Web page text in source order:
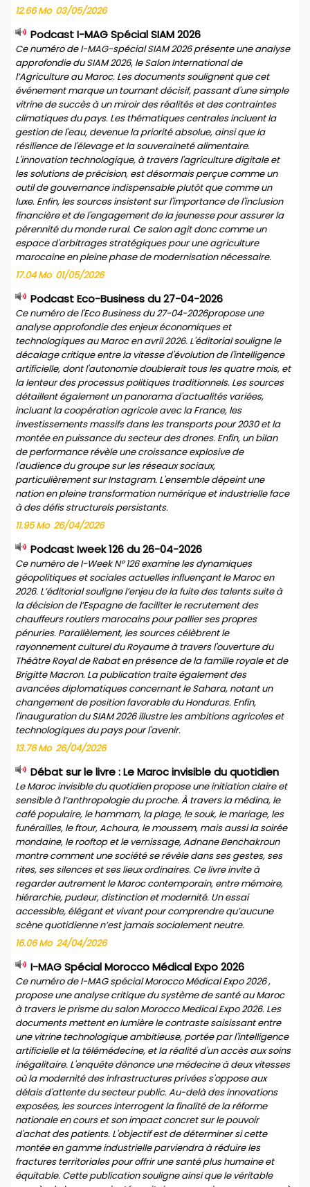
12.66 Mo 03/05/2026
Podcast I-MAG Spécial SIAM 2026
Ce numéro de I-MAG-spécial SIAM 2026 présente une analyse
approfondie du SIAM 2026, le Salon International de
l’Agriculture au Maroc. Les documents soulignent que cet
événement marque un tournant décisif, passant d'une simple
vitrine de succès à un miroir des réalités et des contraintes
climatiques du pays. Les thématiques centrales incluent la
gestion de l'eau, devenue la priorité absolue, ainsi que la
résilience de l'élevage et la souveraineté alimentaire.
L'innovation technologique, à travers l'agriculture digitale et
les solutions de précision, est désormais perçue comme un
outil de gouvernance indispensable plutôt que comme un
luxe. Enfin, les sources insistent sur l'importance de l'inclusion
financière et de l'engagement de la jeunesse pour assurer la
pérennité du monde rural. Ce salon agit donc comme un
espace d'arbitrages stratégiques pour une agriculture
marocaine en pleine phase de modernisation nécessaire.
17.04 Mo 01/05/2026
Podcast Eco-Business du 27-04-2026
Ce numéro de l'Eco Business du 27-04-2026propose une
analyse approfondie des enjeux économiques et
technologiques au Maroc en avril 2026. L'éditorial souligne le
décalage critique entre la vitesse d'évolution de l'intelligence
artificielle, dont l'autonomie doublerait tous les quatre mois, et
la lenteur des processus politiques traditionnels. Les sources
détaillent également un panorama d'actualités variées,
incluant la coopération agricole avec la France, les
investissements massifs dans les transports pour 2030 et la
montée en puissance du secteur des drones. Enfin, un bilan
de performance révèle une croissance explosive de
l'audience du groupe sur les réseaux sociaux,
particulièrement sur Instagram. L'ensemble dépeint une
nation en pleine transformation numérique et industrielle face
à des défis structurels persistants.
11.95 Mo 26/04/2026
Podcast Iweek 126 du 26-04-2026
Ce numéro de I-Week N° 126 examine les dynamiques
géopolitiques et sociales actuelles influençant le Maroc en
2026. L’éditorial souligne l’enjeu de la fuite des talents suite à
la décision de l’Espagne de faciliter le recrutement des
chauffeurs routiers marocains pour pallier ses propres
pénuries. Parallèlement, les sources célèbrent le
rayonnement culturel du Royaume à travers l'ouverture du
Théâtre Royal de Rabat en présence de la famille royale et de
Brigitte Macron. La publication traite également des
avancées diplomatiques concernant le Sahara, notant un
changement de position favorable du Honduras. Enfin,
l'inauguration du SIAM 2026 illustre les ambitions agricoles et
technologiques du pays pour l'avenir.
13.76 Mo 26/04/2026
Débat sur le livre : Le Maroc invisible du quotidien
Le Maroc invisible du quotidien propose une initiation claire et
sensible à l’anthropologie du proche. À travers la médina, le
café populaire, le hammam, la plage, le souk, le mariage, les
funérailles, le ftour, Achoura, le moussem, mais aussi la soirée
mondaine, le rooftop et le vernissage, Adnane Benchakroun
montre comment une société se révèle dans ses gestes, ses
rites, ses silences et ses lieux ordinaires. Ce livre invite à
regarder autrement le Maroc contemporain, entre mémoire,
hiérarchie, pudeur, distinction et modernité. Un essai
accessible, élégant et vivant pour comprendre qu’aucune
scène quotidienne n’est jamais socialement neutre.
16.06 Mo 24/04/2026
I-MAG Spécial Morocco Médical Expo 2026
Ce numéro de I-MAG spécial Morocco Médical Expo 2026 ,
propose une analyse critique du système de santé au Maroc
à travers le prisme du salon Morocco Medical Expo 2026. Les
documents mettent en lumière le contraste saisissant entre
une vitrine technologique ambitieuse, portée par l'intelligence
artificielle et la télémédecine, et la réalité d'un accès aux soins
inégalitaire. L'enquête dénonce une médecine à deux vitesses
où la modernité des infrastructures privées s'oppose aux
délais d'attente du secteur public. Au-delà des innovations
exposées, les sources interrogent la finalité de la réforme
nationale en cours et son impact concret sur le pouvoir
d'achat des patients. L'objectif est de déterminer si cette
montée en gamme industrielle parviendra à réduire les
fractures territoriales pour offrir une santé plus humaine et
équitable. Cette publication souligne ainsi que le véritable